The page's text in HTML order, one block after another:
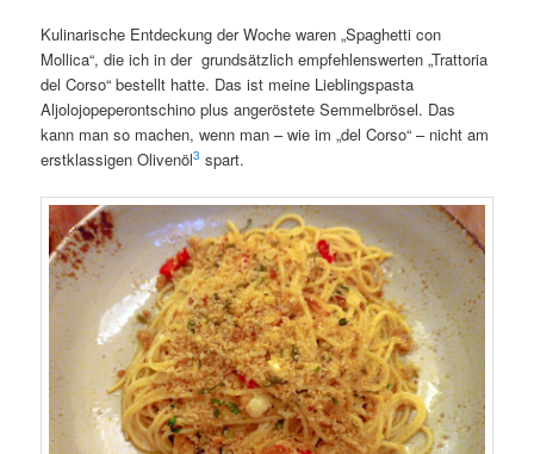
Kulinarische Entdeckung der Woche waren „Spaghetti con
Mollica“, die ich in der grundsätzlich empfehlenswerten „Trattoria
del Corso“ bestellt hatte. Das ist meine Lieblingspasta
Aljolojopeperontschino plus angeröstete Semmelbrösel. Das
kann man so machen, wenn man – wie im „del Corso“ – nicht am
erstklassigen Olivenöl3 spart.